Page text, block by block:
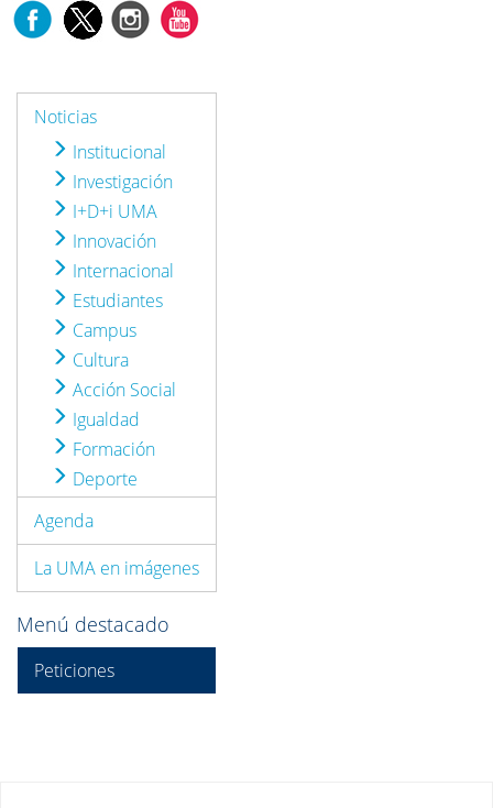
Noticias
Institucional
Investigación
I+D+i UMA
Innovación
Internacional
Estudiantes
Campus
Cultura
Acción Social
Igualdad
Formación
Deporte
Agenda
La UMA en imágenes
Menú destacado
Peticiones